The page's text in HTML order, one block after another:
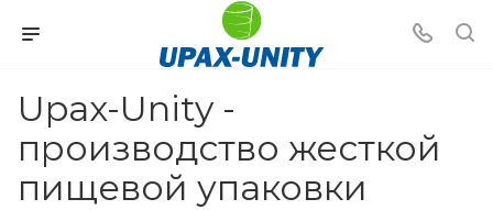
Upax-Unity -
производство жесткой
пищевой упаковки